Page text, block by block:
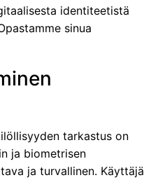
identiteetistä
sinua
tarkastus on
ja biometrisen
ja turvallinen. Käyttäjä